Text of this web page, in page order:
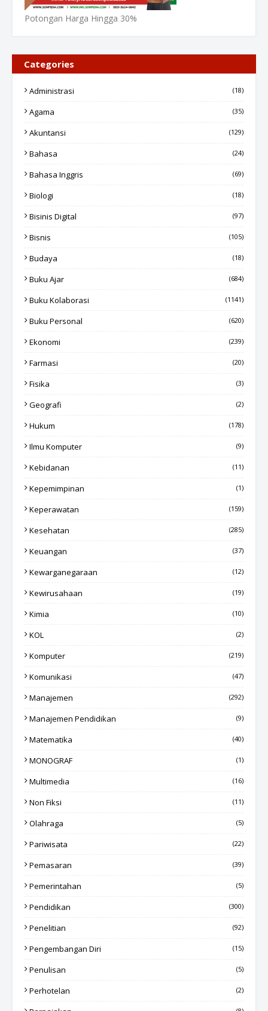
Potongan Harga Hingga 30%
Categories
Administrasi (18)
Agama (35)
Akuntansi (129)
Bahasa (24)
Bahasa Inggris (69)
Biologi (18)
Bisinis Digital (97)
Bisnis (105)
Budaya (18)
Buku Ajar (684)
Buku Kolaborasi (1141)
Buku Personal (620)
Ekonomi (239)
Farmasi (20)
Fisika (3)
Geografi (2)
Hukum (178)
Ilmu Komputer (9)
Kebidanan (11)
Kepemimpinan (1)
Keperawatan (159)
Kesehatan (285)
Keuangan (37)
Kewarganegaraan (12)
Kewirusahaan (19)
Kimia (10)
KOL (2)
Komputer (219)
Komunikasi (47)
Manajemen (292)
Manajemen Pendidikan (9)
Matematika (40)
MONOGRAF (1)
Multimedia (16)
Non Fiksi (11)
Olahraga (5)
Pariwisata (22)
Pemasaran (39)
Pemerintahan (5)
Pendidikan (300)
Penelitian (92)
Pengembangan Diri (15)
Penulisan (5)
Perhotelan (2)